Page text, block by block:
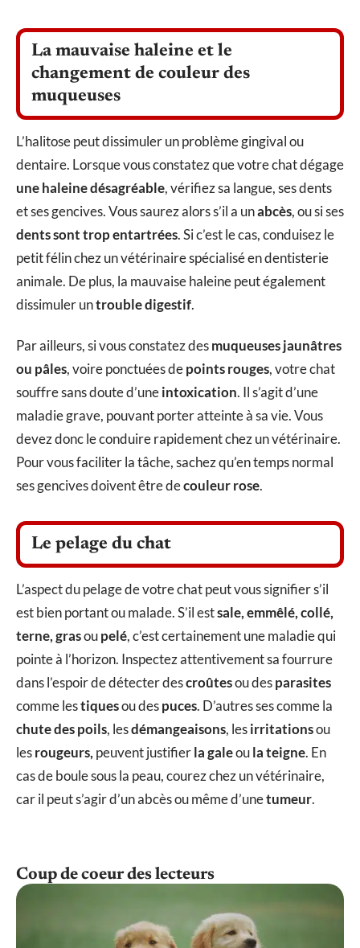
La mauvaise haleine et le
changement de couleur des
muqueuses
L’halitose peut dissimuler un problème gingival ou
dentaire. Lorsque vous constatez que votre chat dégage
une haleine désagréable, vérifiez sa langue, ses dents
et ses gencives. Vous saurez alors s’il a unabcès, ou si ses
dents sont trop entartrées. Si c’est le cas, conduisez le
petit félin chez un vétérinaire spécialisé en dentisterie
animale. De plus, la mauvaise haleine peut également
dissimuler untrouble digestif.
Par ailleurs, si vous constatez desmuqueuses jaunâtres
ou pâles, voire ponctuées depoints rouges, votre chat
souffre sans doute d’uneintoxication. Il s’agit d’une
maladie grave, pouvant porter atteinte à sa vie. Vous
devez donc le conduire rapidement chez un vétérinaire.
Pour vous faciliter la tâche, sachez qu’en temps normal
ses gencives doivent être decouleur rose.
Le pelage du chat
L’aspect du pelage de votre chat peut vous signifier s’il
est bien portant ou malade. S’il estsale, emmêlé, collé,
terne, grasoupelé, c’est certainement une maladie qui
pointe à l’horizon. Inspectez attentivement sa fourrure
dans l’espoir de détecter descroûtesou desparasites
comme lestiquesou despuces. D’autres ses comme la
chute des poils, lesdémangeaisons, lesirritationsou
lesrougeurs,peuvent justifierla galeoula teigne. En
cas de boule sous la peau, courez chez un vétérinaire,
car il peut s’agir d’un abcès ou même d’unetumeur.
Coup de coeur des lecteurs